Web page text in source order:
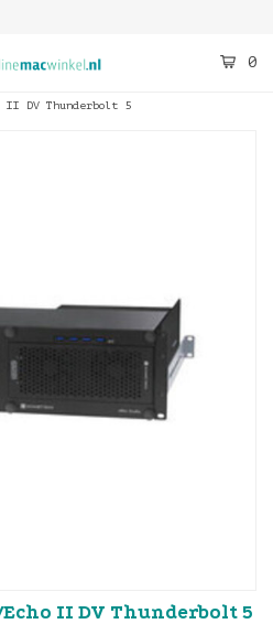
0
II DV Thunderbolt 5
II DV Thunderbolt 5